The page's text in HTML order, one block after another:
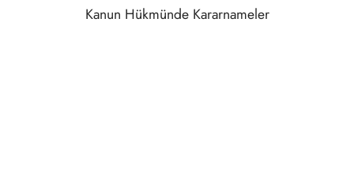
Kanun Hükmünde Kararnameler